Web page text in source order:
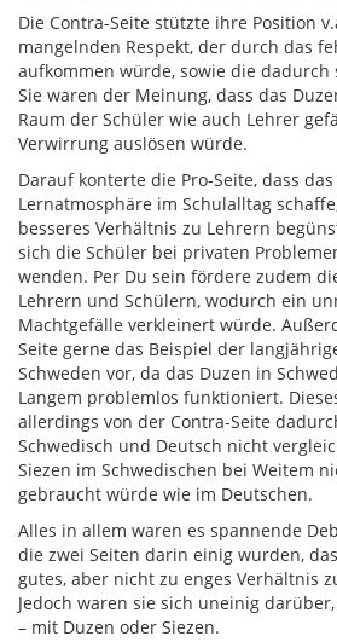
Die Contra-Seite stützte ihre Position
mangelnden Respekt, der durch das
aufkommen würde, sowie die
Sie waren der Meinung, dass das
Raum der Schüler wie auch Lehrer
Verwirrung auslösen würde.
Darauf konterte die Pro-Seite, dass
Lernatmosphäre im Schulalltag
besseres Verhältnis zu Lehrern
sich die Schüler bei privaten
wenden. Per Du sein fördere zudem
Lehrern und Schülern, wodurch ein
Machtgefälle verkleinert würde.
Seite gerne das Beispiel der
Schweden vor, da das Duzen in
Langem problemlos funktioniert.
allerdings von der Contra-Seite
Schwedisch und Deutsch nicht
Siezen im Schwedischen bei Weitem
gebraucht würde wie im Deutschen.
Alles in allem waren es spannende
die zwei Seiten darin einig wurden,
gutes, aber nicht zu enges Verhältnis
Jedoch waren sie sich uneinig
– mit Duzen oder Siezen.